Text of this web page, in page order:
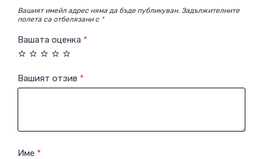
Вашият имейл адрес няма да бъде публикуван. Задължителните
полета са отбелязани с *
Вашата оценка *
Вашият отзив *
Име *